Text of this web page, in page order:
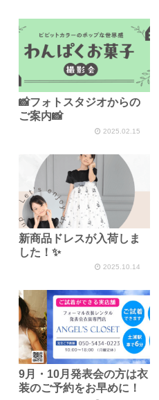
📸フォトスタジオからの
ご案内📸
2025.02.15
新商品ドレスが入荷しま
した！✨
2025.10.14
9月・10月発表会の方は衣
装のご予約をお早めに！